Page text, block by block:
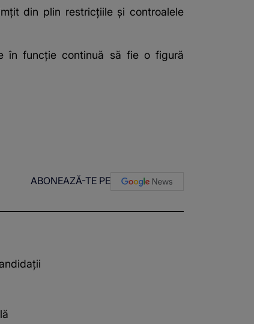
din plin restricțiile și controalele
în funcție continuă să fie o figură
ABONEAZĂ-TE PE